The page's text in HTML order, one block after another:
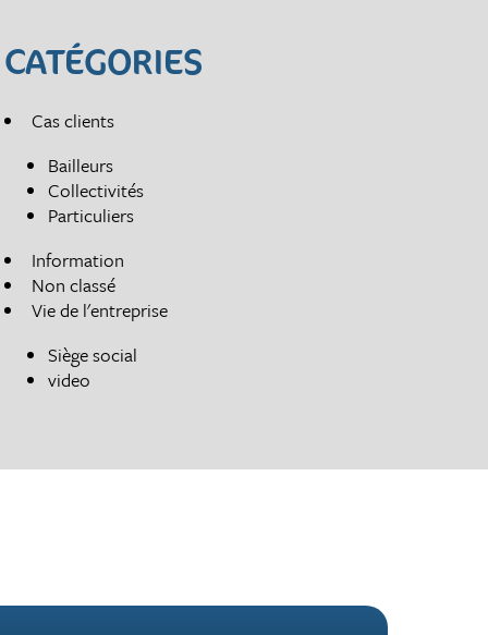
CATÉGORIES
Cas clients
Bailleurs
Collectivités
Particuliers
Information
Non classé
Vie de l'entreprise
Siège social
video